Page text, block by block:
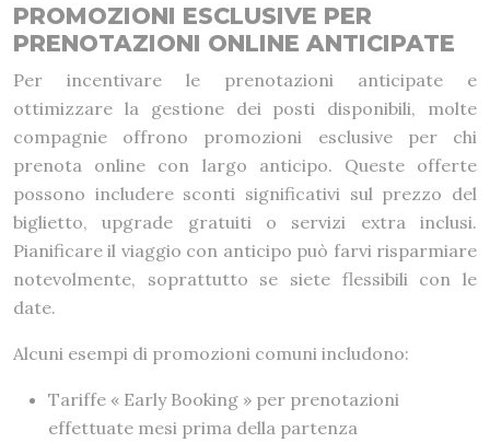
PROMOZIONI ESCLUSIVE PER
PRENOTAZIONI ONLINE ANTICIPATE
Per incentivare le prenotazioni anticipate e
ottimizzare la gestione dei posti disponibili, molte
compagnie offrono promozioni esclusive per chi
prenota online con largo anticipo. Queste offerte
possono includere sconti significativi sul prezzo del
biglietto, upgrade gratuiti o servizi extra inclusi.
Pianificare il viaggio con anticipo può farvi risparmiare
notevolmente, soprattutto se siete flessibili con le
date.
Alcuni esempi di promozioni comuni includono:
Tariffe « Early Booking » per prenotazioni
effettuate mesi prima della partenza